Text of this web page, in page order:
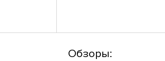
Обзоры: